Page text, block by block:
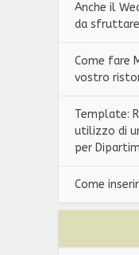
Anche il
da sfruttare
Come fare
vostro
Template:
utilizzo di
per
Come